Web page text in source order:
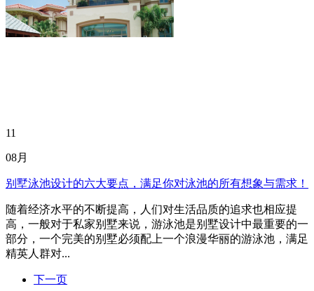
11
08月
别墅泳池设计的六大要点，满足你对泳池的所有想象与需求！
随着经济水平的不断提高，人们对生活品质的追求也相应提
高，一般对于私家别墅来说，游泳池是别墅设计中最重要的一
部分，一个完美的别墅必须配上一个浪漫华丽的游泳池，满足
精英人群对...
下一页